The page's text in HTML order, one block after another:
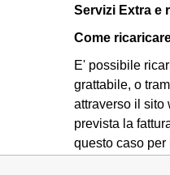
Servizi Extra e
Come
E' possibile
grattabile, o
attraverso il sito
prevista la
questo caso